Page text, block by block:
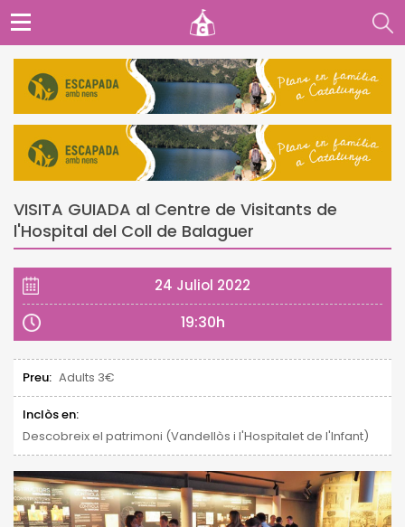
VISITA GUIADA al Centre de Visitants de
l'Hospital del Coll de Balaguer
24 Juliol 2022
19:30h
Preu: Adults 3€
Inclòs en:
Descobreix el patrimoni (Vandellòs i l'Hospitalet de l'Infant)